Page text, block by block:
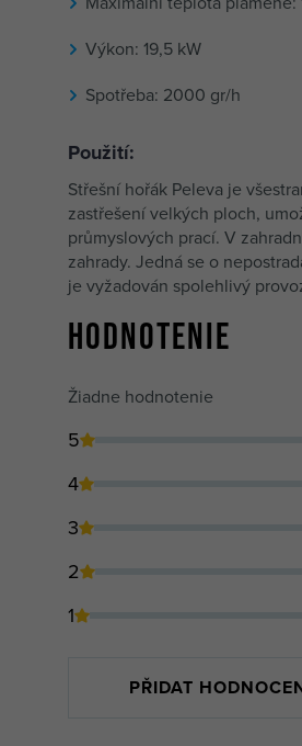
Výkon: 19,5 kW
Spotřeba: 2000 gr/h
Použití:
Střešní hořák Peleva je
zastřešení velkých ploch,
průmyslových prací. V
zahrady. Jedná se o
je vyžadován spolehlivý
Hodnotenie
Žiadne hodnotenie
5
4
3
2
1
PŘIDAT